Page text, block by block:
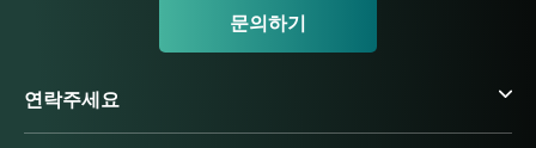
문의하기
연락주세요